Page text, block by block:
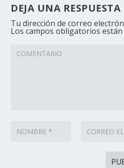
DEJA UNA RESPUESTA
Tu dirección de correo
Los campos obligatorios